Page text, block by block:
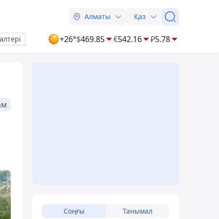
Алматы Қаз
+26°$469.85 €542.16 ₽5.78
Соңғы Танымал